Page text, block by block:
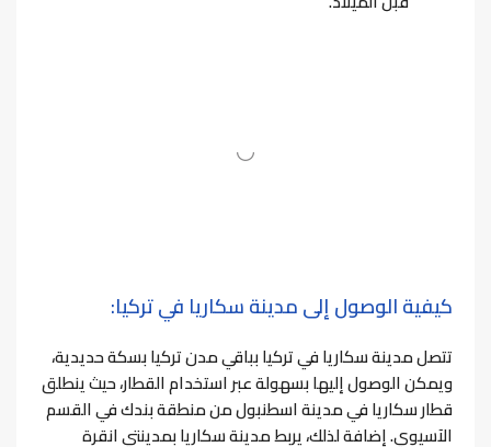
كيفية الوصول إلى مدينة سكاريا في تركيا:
تتصل مدينة سكاريا في تركيا بباقي مدن تركيا بسكة حديدية،
ويمكن الوصول إليها بسهولة عبر استخدام القطار، حيثينطلق
قطار سكاريا في مدينة اسطنبول من منطقة بندك في القسم
الآسيوي.إضافة لذلك، يربط مدينة سكاريا بمدينتي انقرة